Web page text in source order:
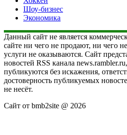
Шоу-бизнес
Экономика
Данный сайт не является
сайте ни чего не продают, ни чего
услуги не оказываются. Сайт
новостей RSS канала
публикуются без искажения,
достоверность публикуемых
не несёт.
Сайт от bmb2site @ 2026